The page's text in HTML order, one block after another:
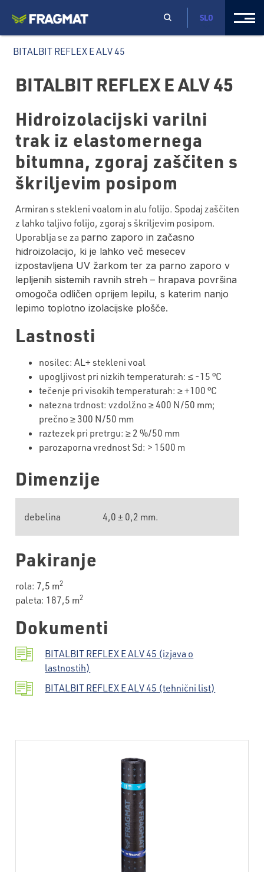
SLO
BITALBIT REFLEX E ALV 45
BITALBIT REFLEX E ALV 45
Hidroizolacijski varilni
trak iz elastomernega
bitumna, zgoraj zaščiten s
škriljevim posipom
Armiran s stekleni voalom in alu folijo. Spodaj zaščiten
z lahko taljivo folijo, zgoraj s škriljevim posipom.
Uporablja se za parno zaporo in začasno
hidroizolacijo, ki je lahko več mesecev
izpostavljena UV žarkom ter za parno zaporo v
lepljenih sistemih ravnih streh – hrapava površina
omogoča odličen oprijem lepilu, s katerim nanjo
lepimo toplotno izolacijske plošče.
Lastnosti
nosilec: AL+ stekleni voal
upogljivost pri nizkih temperaturah: ≤ -15 °C
tečenje pri visokih temperaturah: ≥ +100 °C
natezna trdnost: vzdolžno ≥400 N/50 mm;
prečno ≥ 300 N/50 mm
raztezek pri pretrgu: ≥ 2 %/50 mm
parozaporna vrednost Sd: > 1500 m
Dimenzije
debelina 4,0 ± 0,2 mm.
Pakiranje
rola: 7,5 m2
paleta: 187,5 m2
Dokumenti
BITALBIT REFLEX E ALV 45 (izjava o
lastnostih)
BITALBIT REFLEX E ALV 45 (tehnični list)